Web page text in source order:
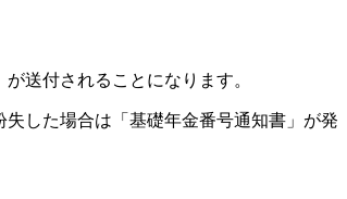
送付されることになります。
した場合は「基礎年金番号通知書」が発